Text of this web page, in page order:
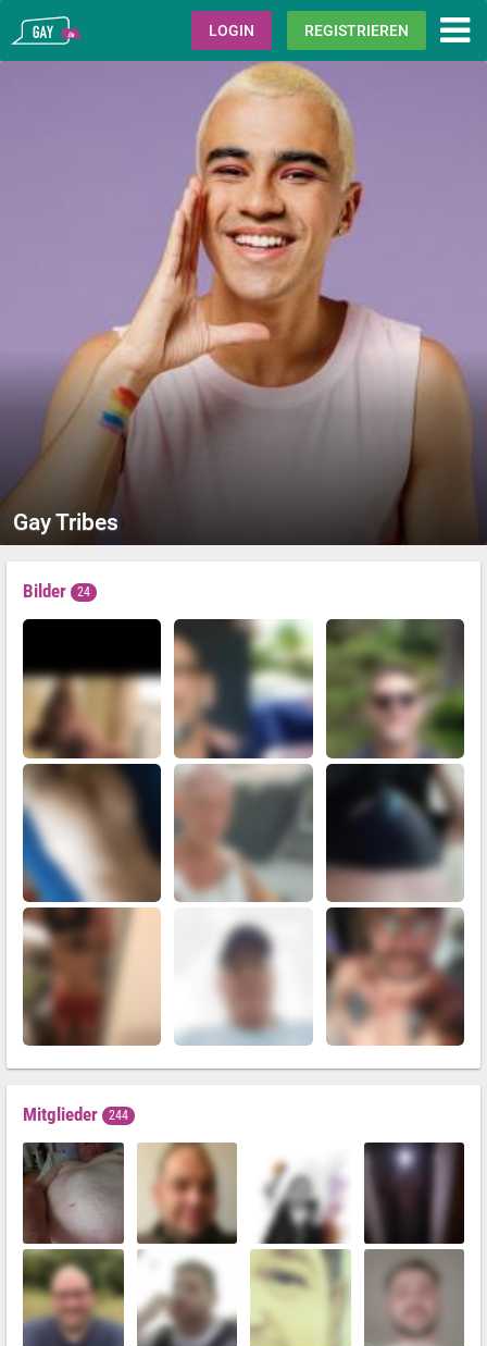
Gay.de LOGIN REGISTRIEREN
Gay Tribes
Bilder 24
Mitglieder 244